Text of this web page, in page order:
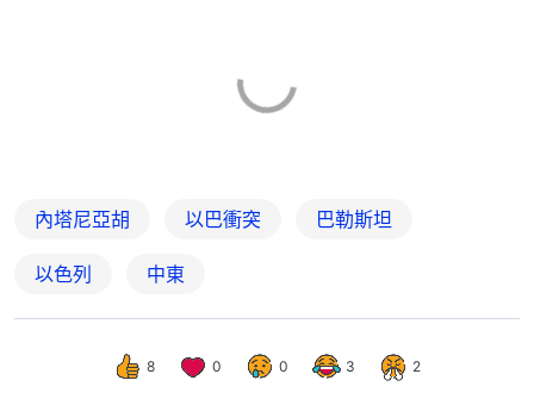
內塔尼亞胡 以巴衝突 巴勒斯坦
以色列 中東
8 0 0 3 2